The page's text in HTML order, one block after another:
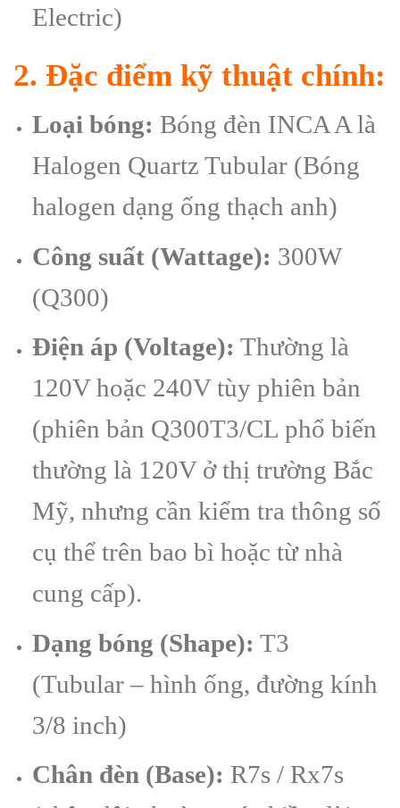
Electric)
2. Đặc điểm kỹ thuật chính:
Loại bóng: Bóng đèn INCA A là
Halogen Quartz Tubular (Bóng
halogen dạng ống thạch anh)
Công suất (Wattage): 300W
(Q300)
Điện áp (Voltage): Thường là
120V hoặc 240V tùy phiên bản
(phiên bản Q300T3/CL phổ biến
thường là 120V ở thị trường Bắc
Mỹ, nhưng cần kiểm tra thông số
cụ thể trên bao bì hoặc từ nhà
cung cấp).
Dạng bóng (Shape): T3
(Tubular – hình ống, đường kính
3/8 inch)
Chân đèn (Base): R7s / Rx7s